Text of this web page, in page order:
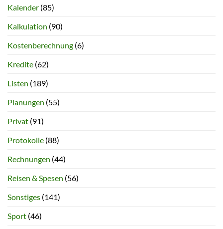
Kalender (85)
Kalkulation (90)
Kostenberechnung (6)
Kredite (62)
Listen (189)
Planungen (55)
Privat (91)
Protokolle (88)
Rechnungen (44)
Reisen & Spesen (56)
Sonstiges (141)
Sport (46)